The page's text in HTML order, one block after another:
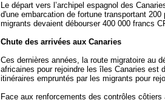
Le départ vers l’archipel espagnol des
d'une embarcation de fortune transportant
migrants devaient débourser 400 000 francs
Chute des arrivées aux Canaries
Ces dernières années, la route migratoire au
africaines pour rejoindre les îles Canaries est
itinéraires empruntés par les migrants pour
Face aux renforcements des contrôles